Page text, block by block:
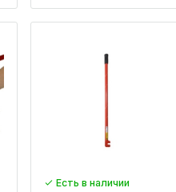
Есть в наличии